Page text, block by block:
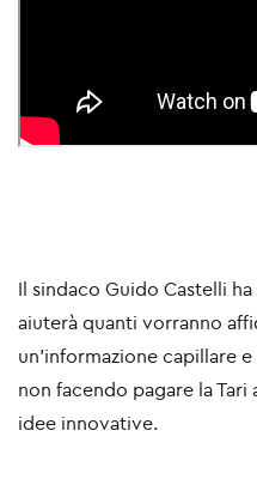
Il sindaco Guido Castelli
aiuterà quanti vorranno
un'informazione capillare
non facendo pagare la
idee innovative.